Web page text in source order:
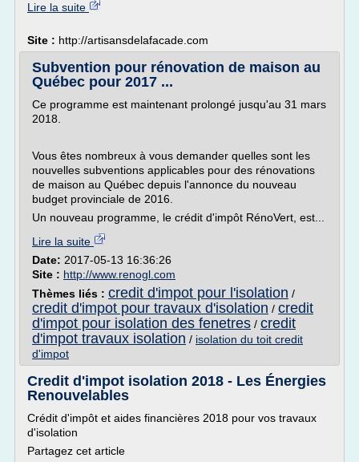
Lire la suite
Site : http://artisansdelafacade.com
Subvention pour rénovation de maison au
Québec pour 2017 ...
Ce programme est maintenant prolongé jusqu'au 31 mars
2018.
Vous êtes nombreux à vous demander quelles sont les
nouvelles subventions applicables pour des rénovations
de maison au Québec depuis l'annonce du nouveau
budget provinciale de 2016.
Un nouveau programme, le crédit d'impôt RénoVert, est...
Lire la suite
Date: 2017-05-13 16:36:26
Site : http://www.renogl.com
Thèmes liés : credit d'impot pour l'isolation /
credit d'impot pour travaux d'isolation / credit
d'impot pour isolation des fenetres / credit
d'impot travaux isolation / isolation du toit credit
d'impot
Credit d'impot isolation 2018 - Les Énergies
Renouvelables
Crédit d'impôt et aides financières 2018 pour vos travaux
d'isolation
Partagez cet article